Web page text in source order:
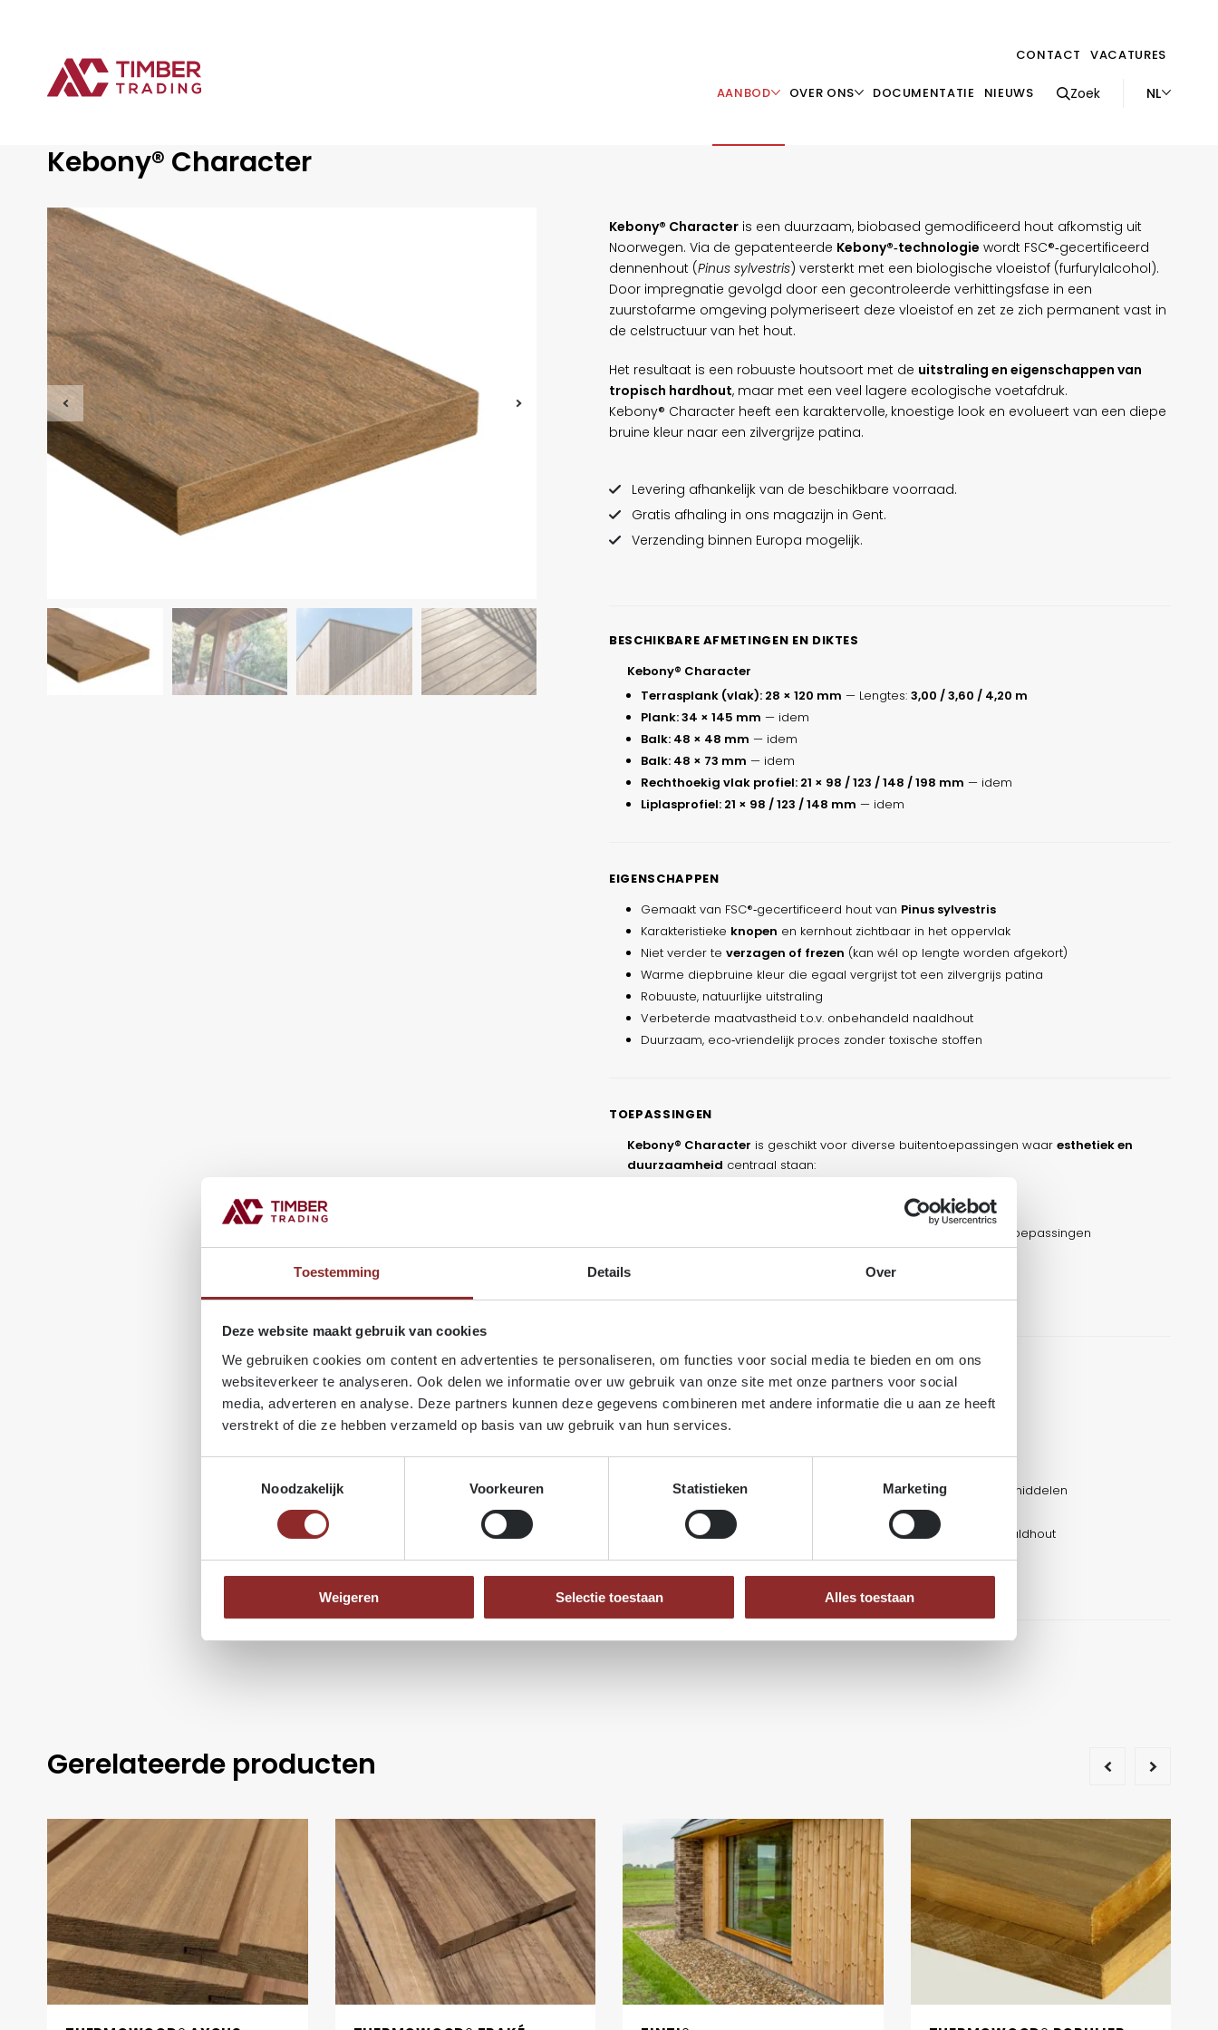
Toestemming Details Over
Deze website maakt gebruik van cookies
We gebruiken cookies om content en advertenties te personaliseren, om functies voor social media te bieden en om ons
websiteverkeer te analyseren. Ook delen we informatie over uw gebruik van onze site met onze partners voor social
media, adverteren en analyse. Deze partners kunnen deze gegevens combineren met andere informatie die u aan ze heeft
verstrekt of die ze hebben verzameld op basis van uw gebruik van hun services.
Noodzakelijk
Voorkeuren Statistieken Marketing
Weigeren Selectie toestaan Alles toestaan
CONTACT VACATURES
AANBOD OVER ONS DOCUMENTATIE NIEUWS Zoek NL
Aanbod Kebony® Character
Kebony® Character
Kebony® Character is een duurzaam, biobased gemodificeerd hout afkomstig uit
Noorwegen. Via de gepatenteerde Kebony®‑technologie wordt FSC®‑gecertificeerd
dennenhout (Pinus sylvestris) versterkt met een biologische vloeistof (furfurylalcohol).
Door impregnatie gevolgd door een gecontroleerde verhittingsfase in een
zuurstofarme omgeving polymeriseert deze vloeistof en zet ze zich permanent vast in
de celstructuur van het hout.
Het resultaat is een robuuste houtsoort met de uitstraling en eigenschappen van
tropisch hardhout, maar met een veel lagere ecologische voetafdruk.
Kebony® Character heeft een karaktervolle, knoestige look en evolueert van een diepe
bruine kleur naar een zilvergrijze patina.
Levering afhankelijk van de beschikbare voorraad.
Gratis afhaling in ons magazijn in Gent.
Verzending binnen Europa mogelijk.
BESCHIKBARE AFMETINGEN EN DIKTES
Kebony® Character
Terrasplank (vlak): 28 × 120 mm — Lengtes: 3,00 / 3,60 / 4,20 m
Plank: 34 × 145 mm — idem
Balk: 48 × 48 mm — idem
Balk: 48 × 73 mm — idem
Rechthoekig vlak profiel: 21 × 98 / 123 / 148 / 198 mm — idem
Liplasprofiel: 21 × 98 / 123 / 148 mm — idem
EIGENSCHAPPEN
Gemaakt van FSC®‑gecertificeerd hout van Pinus sylvestris
Karakteristieke knopen en kernhout zichtbaar in het oppervlak
Niet verder te verzagen of frezen (kan wél op lengte worden afgekort)
Warme diepbruine kleur die egaal vergrijst tot een zilvergrijs patina
Robuuste, natuurlijke uitstraling
Verbeterde maatvastheid t.o.v. onbehandeld naaldhout
Duurzaam, eco‑vriendelijk proces zonder toxische stoffen
TOEPASSINGEN
Kebony® Character is geschikt voor diverse buitentoepassingen waar esthetiek en
duurzaamheid centraal staan:
— duurzaam alternatief voor tropisch hardhout
— robuust materiaal voor structurele buitentoepassingen
Wandelpaden, vlonders & promenades
Steigers en havenconstructies
TECHNISCHE SPECIFICATIES
Houtsoort:Pinus sylvestris
Duurzaamheidsklasse:
Eco‑technologie:volledig biobased, geen giftige impregneermiddelen
Onderhoudsarm:
enkel reinigen, geen oliën of lakken nodig
Verbeterde hardheid en slagvastheid
t.o.v. onbehandeld naaldhout
DOP_HBVS_Kebony-Character_NL_v1.pdf
NL_Kebony-Specification-Text.pdf
Gerelateerde producten